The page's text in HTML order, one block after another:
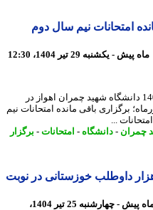
نیم سال دوم
مانده امتحانات نیم سال دوم 1403-1404 دانشگاه شهید چمران اهواز در
باقی مانده امتحانات نیم
...
- دانشگاه-امتحانات-برگزار
رقابت بیش از 47 هزار داوطلب خوزستانی در نوبت
13 ماه پیش - چهارشنبه 25 تیر 1404،